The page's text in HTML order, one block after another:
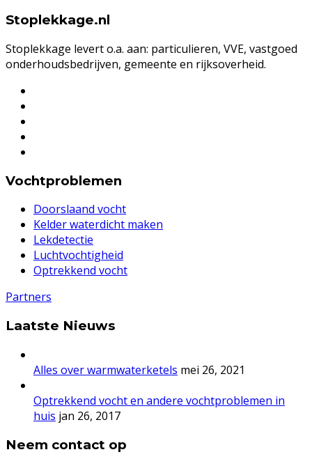
Stoplekkage.nl
Stoplekkage levert o.a. aan: particulieren, VVE, vastgoed
onderhoudsbedrijven, gemeente en rijksoverheid.
Vochtproblemen
Doorslaand vocht
Kelder waterdicht maken
Lekdetectie
Luchtvochtigheid
Optrekkend vocht
Partners
Laatste Nieuws
Alles over warmwaterketels mei 26, 2021
Optrekkend vocht en andere vochtproblemen in
huis jan 26, 2017
Neem contact op